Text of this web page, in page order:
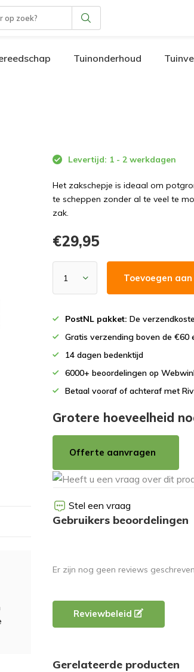
Tuinonderhoud
Levertijd: 1 - 2 werkdagen
Het zakschepje is ideaal om
te scheppen zonder al te veel te
zak.
€29,95
Toevoegen
PostNL pakket: De
Gratis verzending boven de €60
14 dagen bedenktijd
6000+ beoordelingen op
Betaal vooraf of achteraf met
Grotere hoeveelheid
Offerte aanvragen
Stel een vraag
Gebruikers beoordelingen
Er zijn nog geen reviews
Reviewbeleid
Gerelateerde producten